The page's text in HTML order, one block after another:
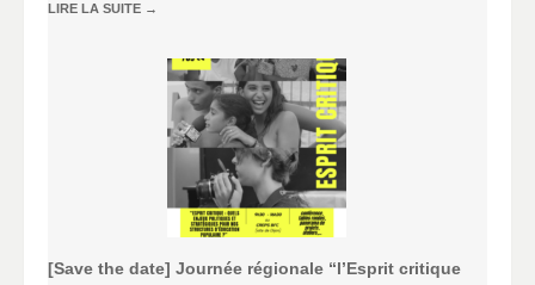
LIRE LA SUITE →
[Save the date] Journée régionale “l’Esprit critique